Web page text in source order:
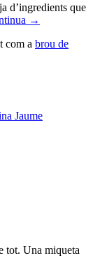
d’ingredients que
→
com a brou de
Jaume
tot. Una miqueta